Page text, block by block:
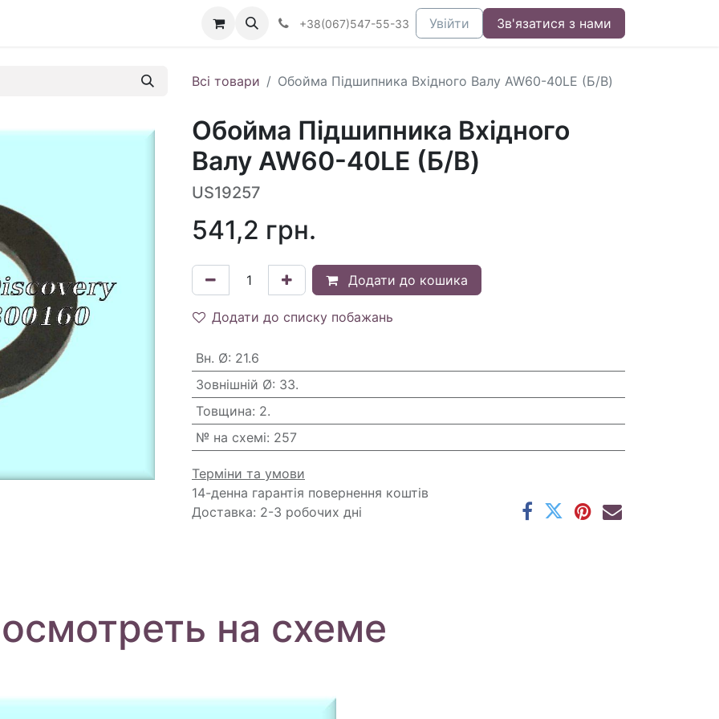
+38(067)547-55-33 Увійти Зв'язатися з нами
Всі товари Обойма Підшипника Вхідного Валу AW60-40LE (Б/В)
Обойма Підшипника Вхідного
Валу AW60-40LE (Б/В)
US19257
541,2 грн.
Додати до кошика
Додати до списку побажань
Вн. Ø: 21.6
Зовнішній Ø: 33.
Товщина: 2.
№ на схемі: 257
Терміни та умови
14-денна гарантія повернення коштів
Доставка: 2-3 робочих дні
на схеме